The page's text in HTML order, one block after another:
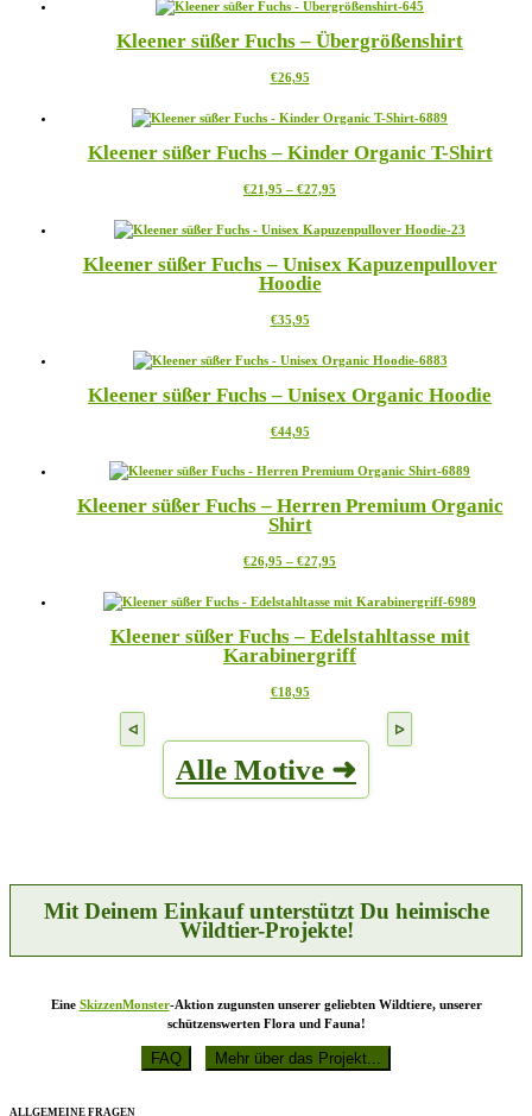
können
der
gewählt
Varianten
Die
können
der
gewählt
Kleener süßer Fuchs – Übergrößenshirt
€26,95Dieses
weist
Varianten
Die
können
der
Produktseite
werden
Kleener süßer Fuchs – Kinder Organic T-Shirt
€21,95 – €27,95
bis
weist
Varianten
auf
Produktseite
Kleener süßer Fuchs – Unisex Kapuzenpullover
Hoodie
€35,95Dieses
weist
Varianten
Die
können
der
Produktseite
werden
Kleener süßer Fuchs – Unisex Organic Hoodie
€44,95Dieses
weist
Varianten
auf.
Optionen
auf
Produktseite
gewählt
Kleener süßer Fuchs – Herren Premium Organic
Shirt
€26,95 – €27,95
bis
weist
Varianten
auf.
Produktseite
gewählt
Kleener süßer Fuchs – Edelstahltasse mit
Karabinergriff
€18,95Dieses
Varianten
auf.
Produktseite
gewählt
werden
Alle Motive ➜
Mit Deinem Einkauf unterstützt Du heimische
Wildtier-Projekte!
Eine SkizzenMonster-Aktion zugunsten unserer geliebten Wildtiere, unserer
schützenswerten Flora und Fauna!
ALLGEMEINE FRAGEN